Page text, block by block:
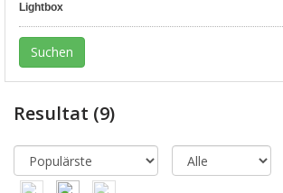
Lightbox
Resultat (9)